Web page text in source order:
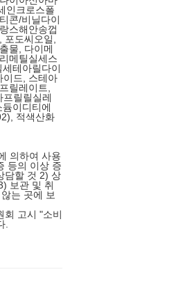
인크로스폴
콘/비닐다이
스해안송껍
도씨오일,
물, 다이메
메틸실세스
테아릴다이
이드, 스테아
릴레이트,
릴릴실레
이디티에
적색산화
의하여 사용
등의 이상 증
담할 것 2) 상
보관 및 취
는 곳에 보
회 고시 "소비
.